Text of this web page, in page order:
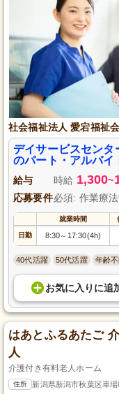
社会福祉法人 愛宕福祉会
デイサービスセン
のパート・アルバイ
給与 時給 1,300~
応募要件必須: 作業療
就業時間
日勤 8:30～ 17:30(4h)
40代活躍 50代活躍 年齢不
お気に入り に追
はあとふるあたご
人
介護付き有料老人ホーム
住所 新潟県新潟市秋葉区車場